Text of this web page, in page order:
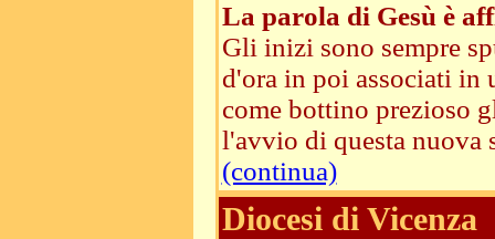
La parola di Gesù è
Gli inizi sono sempre
d'ora in poi associati in
come bottino prezioso
l'avvio di questa nuova
(continua)
Diocesi di Vicenza